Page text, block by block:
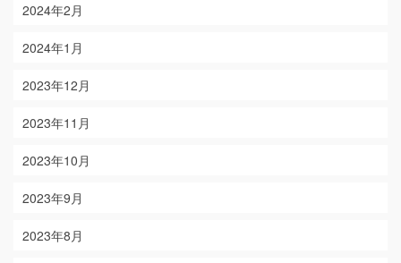
2024年2月
2024年1月
2023年12月
2023年11月
2023年10月
2023年9月
2023年8月